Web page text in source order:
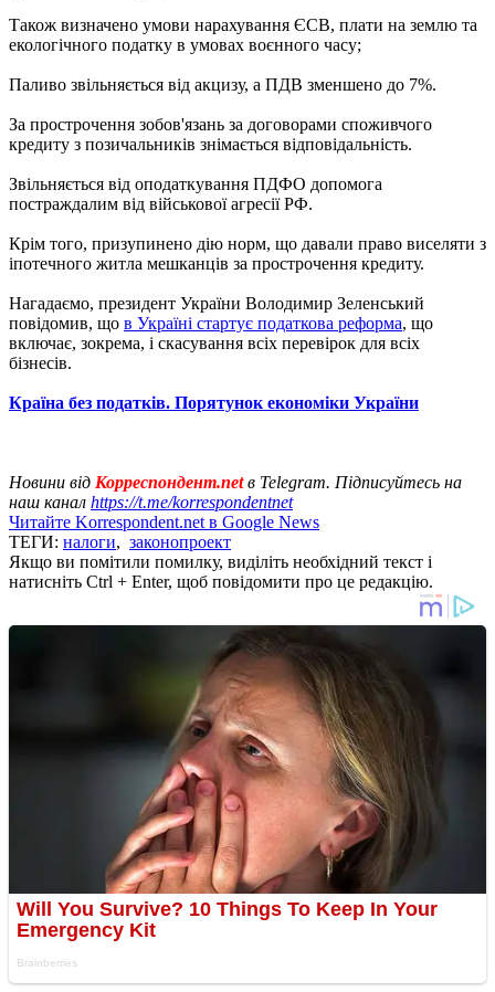
Також визначено умови нарахування ЄСВ, плати на землю та
екологічного податку в умовах воєнного часу;
Паливо звільняється від акцизу, а ПДВ зменшено до 7%.
За прострочення зобов'язань за договорами споживчого
кредиту з позичальників знімається відповідальність.
Звільняється від оподаткування ПДФО допомога
постраждалим від військової агресії РФ.
Крім того, призупинено дію норм, що давали право виселяти з
іпотечного житла мешканців за прострочення кредиту.
Нагадаємо, президент України Володимир Зеленський
повідомив, що в Україні стартує податкова реформа, що
включає, зокрема, і скасування всіх перевірок для всіх
бізнесів.
Країна без податків. Порятунок економіки України
Новини від Корреспондент.netв Telegram. Підписуйтесь на
наш канал https://t.me/korrespondentnet
Читайте Korrespondent.net в Google News
ТЕГИ: налоги, законопроект
Якщо ви помітили помилку, виділіть необхідний текст і
натисніть Ctrl + Enter, щоб повідомити про це редакцію.